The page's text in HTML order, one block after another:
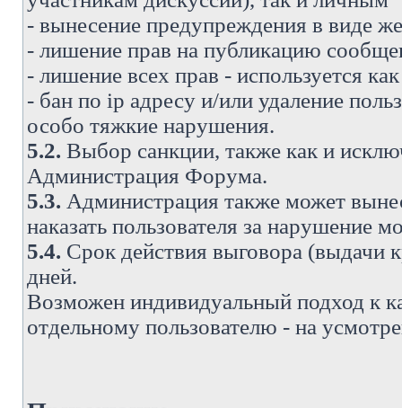
- вынесение предупреждения в виде
- лишение прав на публикацию
- лишение всех прав - используется
- бан по ip адресу и/или удаление
особо тяжкие нарушения.
5.2. Выбор санкции, также как и
Администрация Форума.
5.3. Администрация также может
наказать пользователя за
5.4. Срок действия выговора (выдачи
дней.
Возможен индивидуальный подход к
отдельному пользователю - на